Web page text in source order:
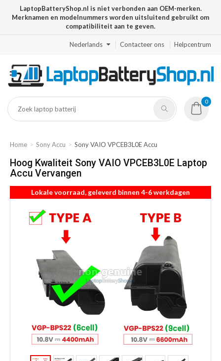
LaptopBatteryShop.nl is niet verbonden aan OEM-merken.
Merknamen en modelnummers worden uitsluitend gebruikt om
compatibiliteit aan te geven.
Nederlands Contacteer ons Helpcentrum
0
Home Sony Accu Sony VAIO VPCEB3L0E Accu
Hoog Kwaliteit Sony VAIO VPCEB3L0E Laptop
Accu Vervangen
Lokale voorraad, geleverd binnen 4-6 werkdagen